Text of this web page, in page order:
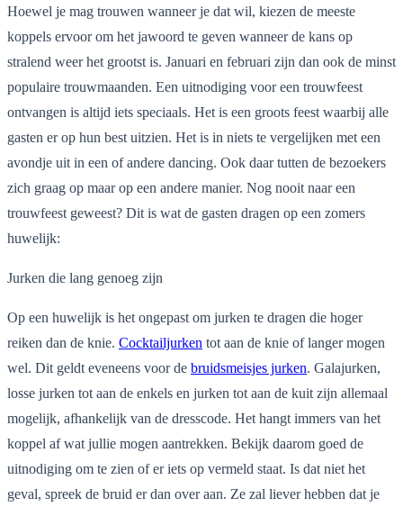
Hoewel je mag trouwen wanneer je dat wil, kiezen de meeste
koppels ervoor om het jawoord te geven wanneer de kans op
stralend weer het grootst is. Januari en februari zijn dan ook de minst
populaire trouwmaanden. Een uitnodiging voor een trouwfeest
ontvangen is altijd iets speciaals. Het is een groots feest waarbij alle
gasten er op hun best uitzien. Het is in niets te vergelijken met een
avondje uit in een of andere dancing. Ook daar tutten de bezoekers
zich graag op maar op een andere manier. Nog nooit naar een
trouwfeest geweest? Dit is wat de gasten dragen op een zomers
huwelijk:
Jurken die lang genoeg zijn
Op een huwelijk is het ongepast om jurken te dragen die hoger
reiken dan de knie. Cocktailjurken tot aan de knie of langer mogen
wel. Dit geldt eveneens voor de bruidsmeisjes jurken. Galajurken,
losse jurken tot aan de enkels en jurken tot aan de kuit zijn allemaal
mogelijk, afhankelijk van de dresscode. Het hangt immers van het
koppel af wat jullie mogen aantrekken. Bekijk daarom goed de
uitnodiging om te zien of er iets op vermeld staat. Is dat niet het
geval, spreek de bruid er dan over aan. Ze zal liever hebben dat je